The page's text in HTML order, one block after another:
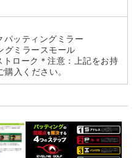
ッティングミラー
ミラースモール
ローク＊注意：上記をお持
入ください。